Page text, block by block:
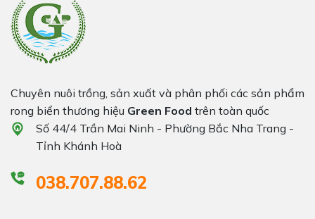
Chuyên nuôi trồng, sản xuất và phân phối các sản phẩm
rong biển thương hiệu Green Food trên toàn quốc
Số 44/4 Trần Mai Ninh - Phường Bắc Nha Trang -
Tỉnh Khánh Hoà
038.707.88.62